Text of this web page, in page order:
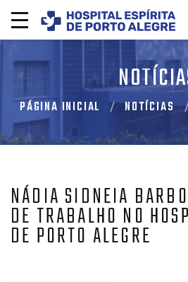
PÁGINA INICIAL NOTÍCIAS
NÁDIA SIDNEIA
DE TRABALHO NO
DE PORTO ALEGRE